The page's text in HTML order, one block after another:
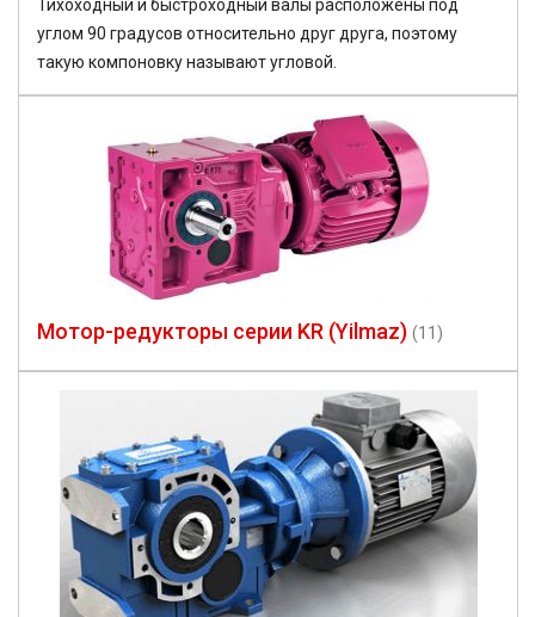
Тихоходный и быстроходный валы расположены под
углом 90 градусов относительно друг друга, поэтому
такую компоновку называют угловой.
Мотор-редукторы серии KR (Yilmaz) (11)